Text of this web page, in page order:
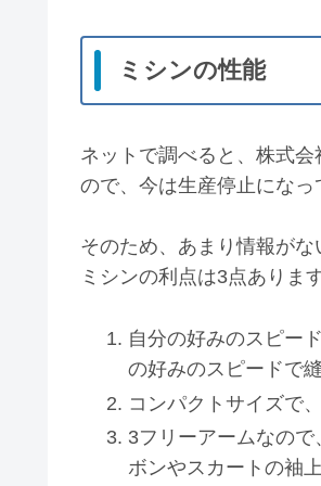
ミシンの性能
ネットで調べると、株式
ので、今は生産停止になっ
そのため、あまり情報が
ミシンの利点は3点あります
自分の好みのスピー
の好みのスピードで
コンパクトサイズで
3フリーアームなの
ボンやスカートの袖